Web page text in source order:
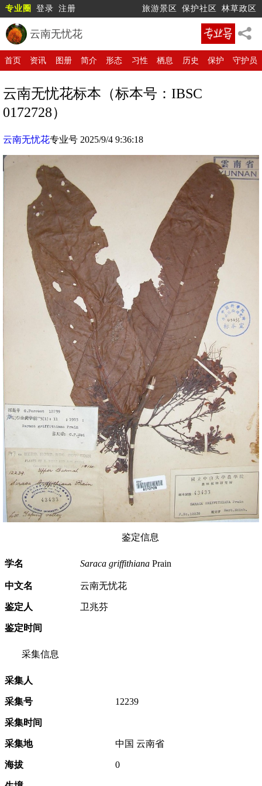
专业圈 登录 注册 旅游景区 保护社区 林草政区
云南无忧花
首页 资讯 图册 简介 形态 习性 栖息 历史 保护 守护员
云南无忧花标本（标本号：IBSC
0172728）
云南无忧花专业号 2025/9/4 9:36:18
鉴定信息
学名 Saraca griffithiana Prain
中文名 云南无忧花
鉴定人 卫兆芬
鉴定时间
采集信息
采集人
采集号 12239
采集时间
采集地 中国 云南省
海拔 0